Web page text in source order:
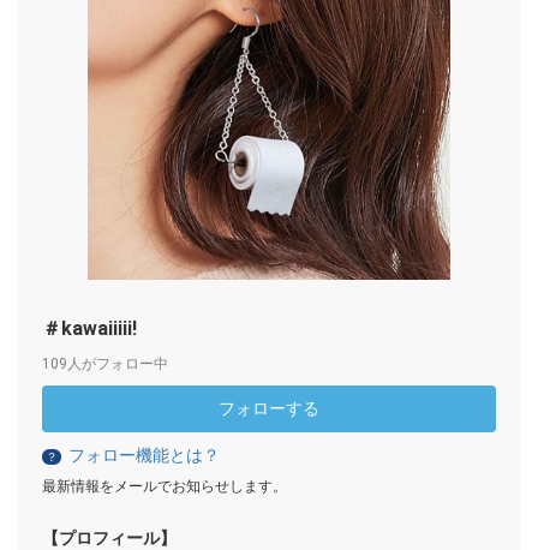
＃kawaiiiii!
109人がフォロー中
フォローする
？ フォロー機能とは？
最新情報をメールでお知らせします。
【プロフィール】